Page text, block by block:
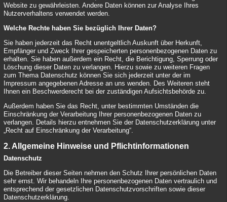
Website zu gewährleisten. Andere Daten können zur Analyse Ihres
Nutzerverhaltens verwendet werden.
Welche Rechte haben Sie bezüglich Ihrer Daten?
Sie haben jederzeit das Recht unentgeltlich Auskunft über Herkunft,
Empfänger und Zweck Ihrer gespeicherten personenbezogenen Daten zu
erhalten. Sie haben außerdem ein Recht, die Berichtigung, Sperrung oder
Löschung dieser Daten zu verlangen. Hierzu sowie zu weiteren Fragen
zum Thema Datenschutz können Sie sich jederzeit unter der im
Impressum angegebenen Adresse an uns wenden. Des Weiteren steht
Ihnen ein Beschwerderecht bei der zuständigen Aufsichtsbehörde zu.
Außerdem haben Sie das Recht, unter bestimmten Umständen die
Einschränkung der Verarbeitung Ihrer personenbezogenen Daten zu
verlangen. Details hierzu entnehmen Sie der Datenschutzerklärung unter
„Recht auf Einschränkung der Verarbeitung“.
2. Allgemeine Hinweise und Pflichtinformationen
Datenschutz
Die Betreiber dieser Seiten nehmen den Schutz Ihrer persönlichen Daten
sehr ernst. Wir behandeln Ihre personenbezogenen Daten vertraulich und
entsprechend der gesetzlichen Datenschutzvorschriften sowie dieser
Datenschutzerklärung.